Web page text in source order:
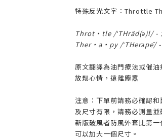
特殊反光文字：Throttle
Throt·tle /ˈTHräd(ə)l/ -
Ther·a·py /ˈTHerəpē/ -
原文翻譯為油門療法或催
放鬆心情，遠離塵囂
注意：下單前請務必確認
及尺寸有限，請務必測量並
新版破風者防風外套比第
可以加大一個尺寸。